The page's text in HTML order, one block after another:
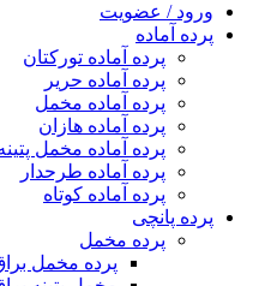
ورود / عضویت
پرده آماده
پرده آماده تورکتان
پرده آماده حریر
پرده آماده مخمل
پرده آماده هازان
پرده آماده مخمل پتینه
پرده آماده طرحدار
پرده آماده کوتاه
پرده پانچی
پرده مخمل
پرده مخمل براق